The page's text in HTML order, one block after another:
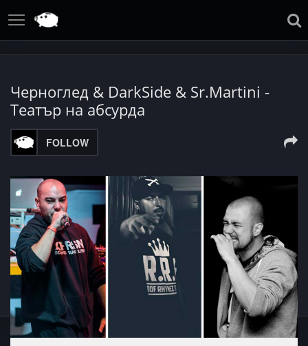
Черноглед & DarkSide & Sr.Martini -
Театър на абсурда
FOLLOW